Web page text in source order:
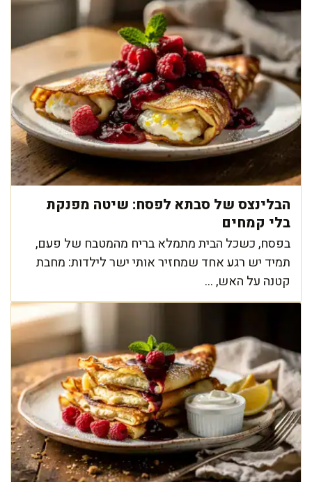
הבלינצס של סבתא לפסח: שיטה מפנקת
בלי קמחים
בפסח, כשכל הבית מתמלא בריח מהמטבח של פעם,
תמיד יש רגע אחד שמחזיר אותי ישר לילדות: מחבת
קטנה על האש, ...